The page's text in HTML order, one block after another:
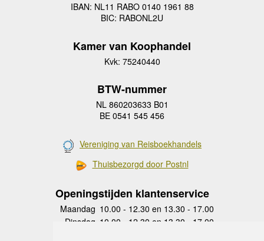
IBAN: NL11 RABO 0140 1961 88
BIC: RABONL2U
Kamer van Koophandel
Kvk: 75240440
BTW-nummer
NL 860203633 B01
BE 0541 545 456
Vereniging van Reisboekhandels
Thuisbezorgd door Postnl
Openingstijden klantenservice
Maandag 10.00 - 12.30 en 13.30 - 17.00
Dinsdag 10.00 - 12.30 en 13.30 - 17.00